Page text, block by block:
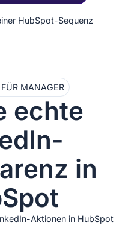
MANAGER
echte
in
Aktionen in HubSpot